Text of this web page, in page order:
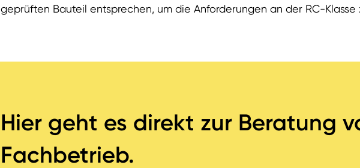
geprüften Bauteil entsprechen, um die Anforderungen an der RC-Klasse
Hier geht es direkt zur Beratung
Fachbetrieb.